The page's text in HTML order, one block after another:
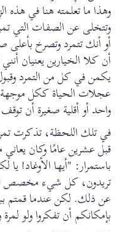
وهذا ما تعلمته هنا في هذه
وتتخلى عن الصفات التي
أو أنك تتمرد وتصرخ
أن كلا الخيارين يعنيان
يكمن في كل من التمرد
عجلات الحياة ككل
واحد أو أقلية صغيرة أن
في تلك اللحظة، تذكرت
قبل عشرين عامًا وكان
باستمرار: "أيها
تريدون، كل شيء مخصص
عن ذلك. لكن عندما قمتم
بإمكانكم أن تفكروا ولو